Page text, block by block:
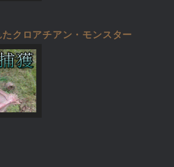
クロアチアン・モンスター